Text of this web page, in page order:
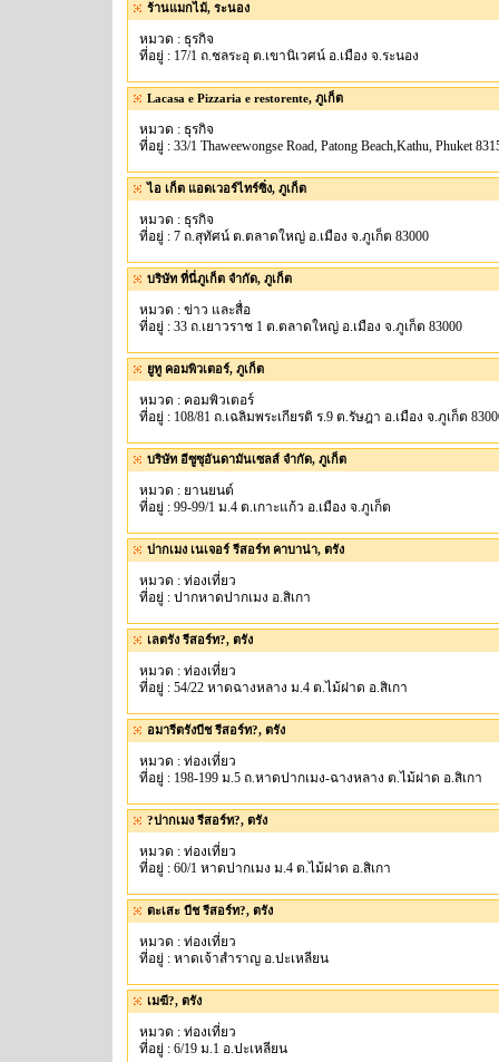
ร้านแมกไม้, ระนอง
หมวด : ธุรกิจ
ที่อยู่ : 17/1 ถ.ชลระอุ ต.เขานิเวศน์ อ.เมือง จ.ระนอง
Lacasa e Pizzaria e restorente, ภูเก็ต
หมวด : ธุรกิจ
ที่อยู่ : 33/1 Thaweewongse Road, Patong Beach,Kathu, Phuket
ไอ เก็ต แอดเวอร์ไทร์ซิ่ง, ภูเก็ต
หมวด : ธุรกิจ
ที่อยู่ : 7 ถ.สุทัศน์ ต.ตลาดใหญ่ อ.เมือง จ.ภูเก็ต 83000
บริษัท ที่นี่ภูเก็ต จำกัด, ภูเก็ต
หมวด : ข่าว และสื่อ
ที่อยู่ : 33 ถ.เยาวราช 1 ต.ตลาดใหญ่ อ.เมือง จ.ภูเก็ต 83000
ยูทู คอมพิวเตอร์, ภูเก็ต
หมวด : คอมพิวเตอร์
ที่อยู่ : 108/81 ถ.เฉลิมพระเกียรติ ร.9 ต.รัษฎา อ.เมือง จ.ภูเก็ต
บริษัท อีซูซุอันดามันเซลส์ จำกัด, ภูเก็ต
หมวด : ยานยนต์
ที่อยู่ : 99-99/1 ม.4 ต.เกาะแก้ว อ.เมือง จ.ภูเก็ต
ปากเมง เนเจอร์ รีสอร์ท คาบาน่า, ตรัง
หมวด : ท่องเที่ยว
ที่อยู่ : ปากหาดปากเมง อ.สิเกา
เลตรัง รีสอร์ท?, ตรัง
หมวด : ท่องเที่ยว
ที่อยู่ : 54/22 หาดฉางหลาง ม.4 ต.ไม้ฝาด อ.สิเกา
อมารีตรังบีช รีสอร์ท?, ตรัง
หมวด : ท่องเที่ยว
ที่อยู่ : 198-199 ม.5 ถ.หาดปากเมง-ฉางหลาง ต.ไม้ฝาด อ.สิเกา
?ปากเมง รีสอร์ท?, ตรัง
หมวด : ท่องเที่ยว
ที่อยู่ : 60/1 หาดปากเมง ม.4 ต.ไม้ฝาด อ.สิเกา
ตะเสะ บีช รีสอร์ท?, ตรัง
หมวด : ท่องเที่ยว
ที่อยู่ : หาดเจ้าสำราญ อ.ปะเหลียน
เมฆี?, ตรัง
หมวด : ท่องเที่ยว
ที่อยู่ : 6/19 ม.1 อ.ปะเหลียน